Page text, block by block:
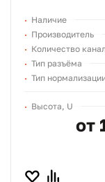
Наличие
Производитель
Количество
Тип разъёма
Тип
Высота, U
от